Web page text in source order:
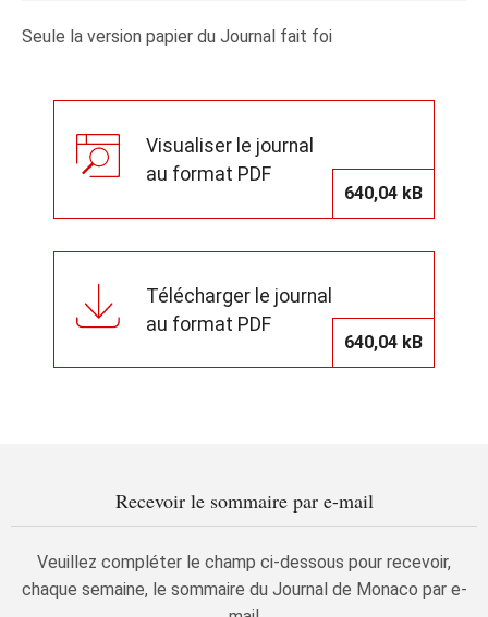
Seule la version papier du Journal fait foi
Visualiser le journal
au format PDF
640,04 kB
Télécharger le journal
au format PDF
640,04 kB
Recevoir le sommaire par e-mail
Veuillez compléter le champ ci-dessous pour recevoir,
chaque semaine, le sommaire du Journal de Monaco par e-